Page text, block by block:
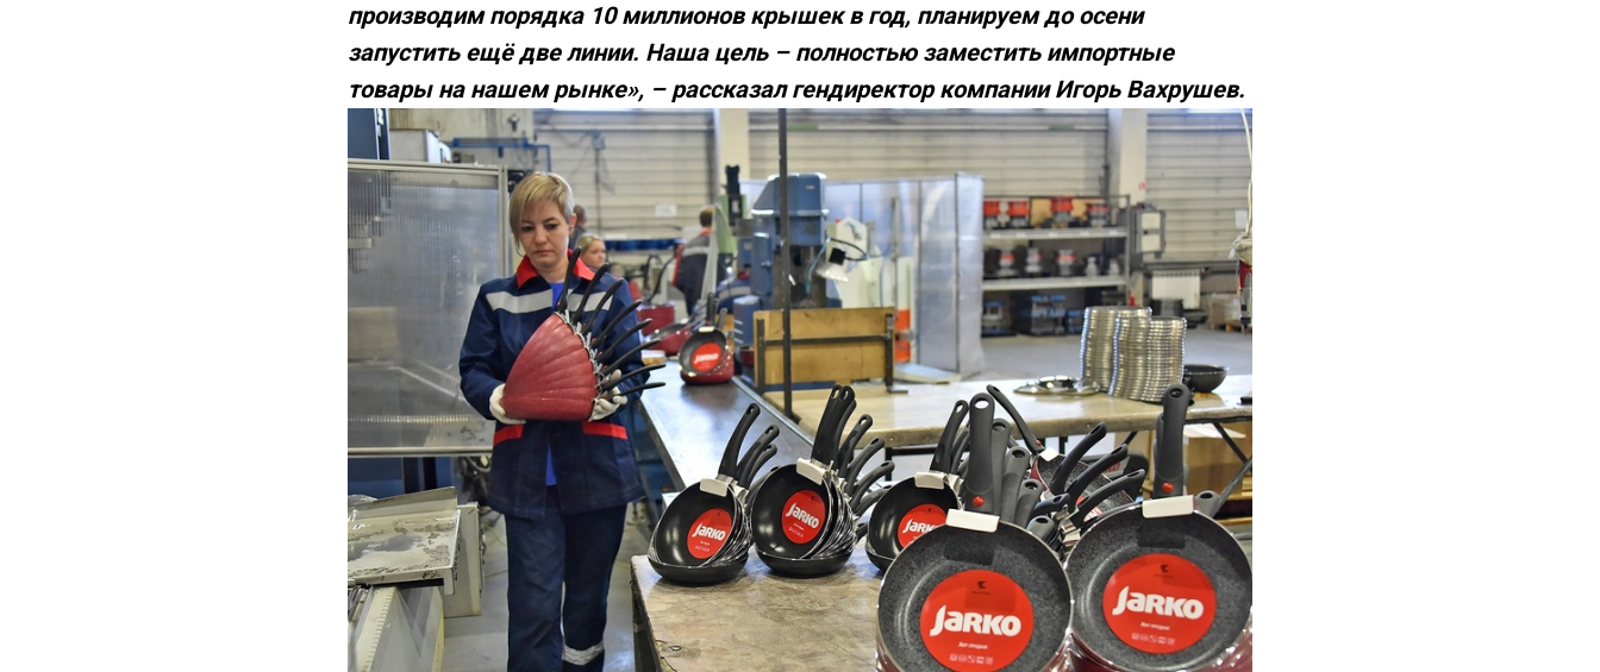
производим порядка 10 миллионов крышек в год, планируем до осени
запустить ещё две линии. Наша цель – полностью заместить импортные
товары на нашем рынке», – рассказал гендиректор компании Игорь Вахрушев.